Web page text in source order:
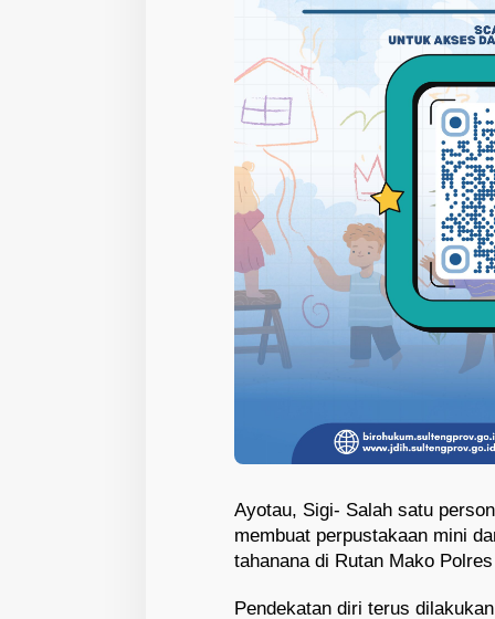
Ayotau, Sigi- Salah satu
membuat perpustakaan mini
tahanana di Rutan Mako
Pendekatan diri terus